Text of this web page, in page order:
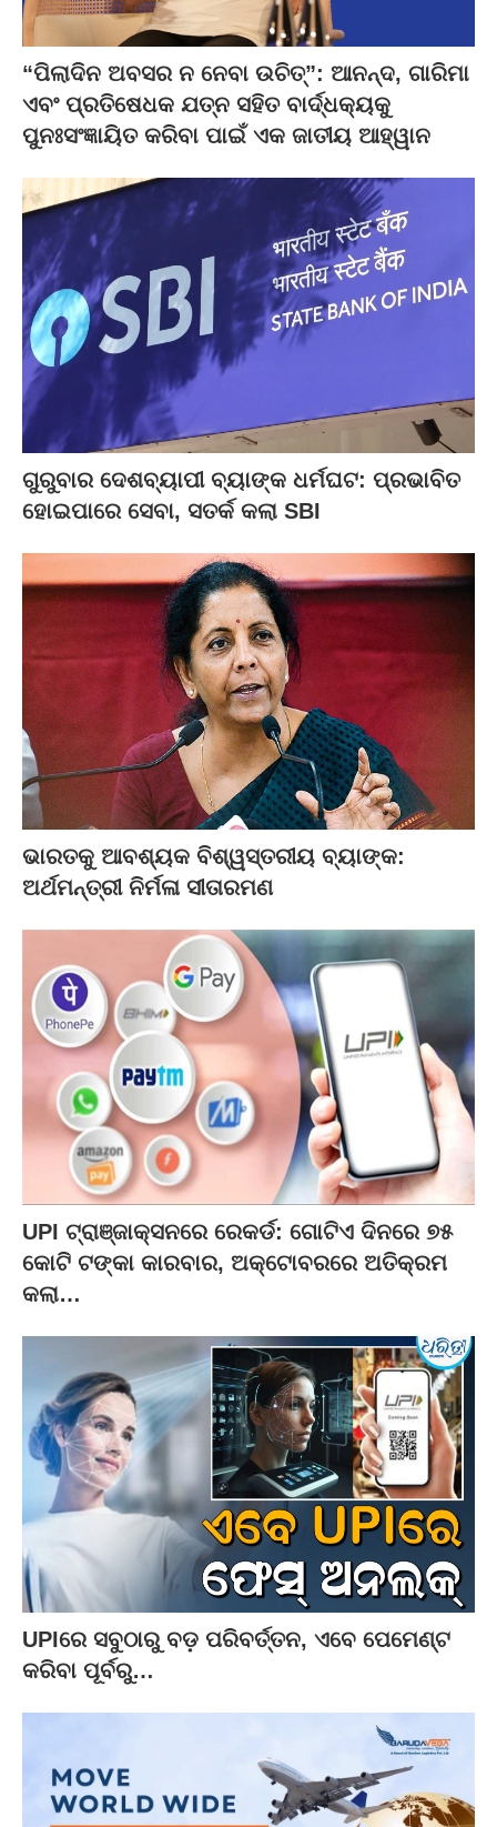
“ପିଲାଦିନ ଅବସର ନ ନେବା ଉଚିତ୍”: ଆନନ୍ଦ, ଗାରିମା
ଏବଂ ପ୍ରତିଷେଧକ ଯତ୍ନ ସହିତ ବାର୍ଦ୍ଧକ୍ୟକୁ
ପୁନଃସଂଜ୍ଞାୟିତ କରିବା ପାଇଁ ଏକ ଜାତୀୟ ଆହ୍ୱାନ
ଗୁରୁବାର ଦେଶବ୍ୟାପୀ ବ୍ୟାଙ୍କ ଧର୍ମଘଟ: ପ୍ରଭାବିତ
ହୋଇପାରେ ସେବା, ସତର୍କ କଲା SBI
ଭାରତକୁ ଆବଶ୍ୟକ ବିଶ୍ୱସ୍ତରୀୟ ବ୍ୟାଙ୍କ:
ଅର୍ଥମନ୍ତ୍ରୀ ନିର୍ମଳା ସୀତାରମଣ
UPI ଟ୍ରାଞ୍ଜାକ୍ସନରେ ରେକର୍ଡ: ଗୋଟିଏ ଦିନରେ ୭୫
କୋଟି ଟଙ୍କା କାରବାର, ଅକ୍ଟୋବରରେ ଅତିକ୍ରମ
କଲା…
UPIରେ ସବୁଠାରୁ ବଡ଼ ପରିବର୍ତ୍ତନ, ଏବେ ପେମେଣ୍ଟ
କରିବା ପୂର୍ବରୁ…